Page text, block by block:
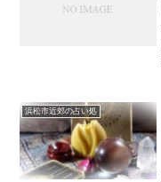
浜松市近郊の占い処